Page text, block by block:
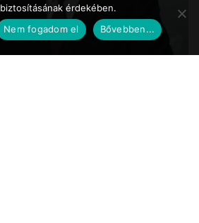
érdekében.
Nem fogadom el Bővebben...